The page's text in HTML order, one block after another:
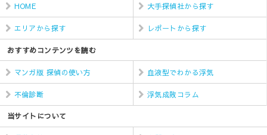
HOME 大手探偵社から探す
エリアから探す レポートから探す
おすすめコンテンツを読む
マンガ版 探偵の使い方 血液型でわかる浮気
不倫診断 浮気成敗コラム
当サイトについて